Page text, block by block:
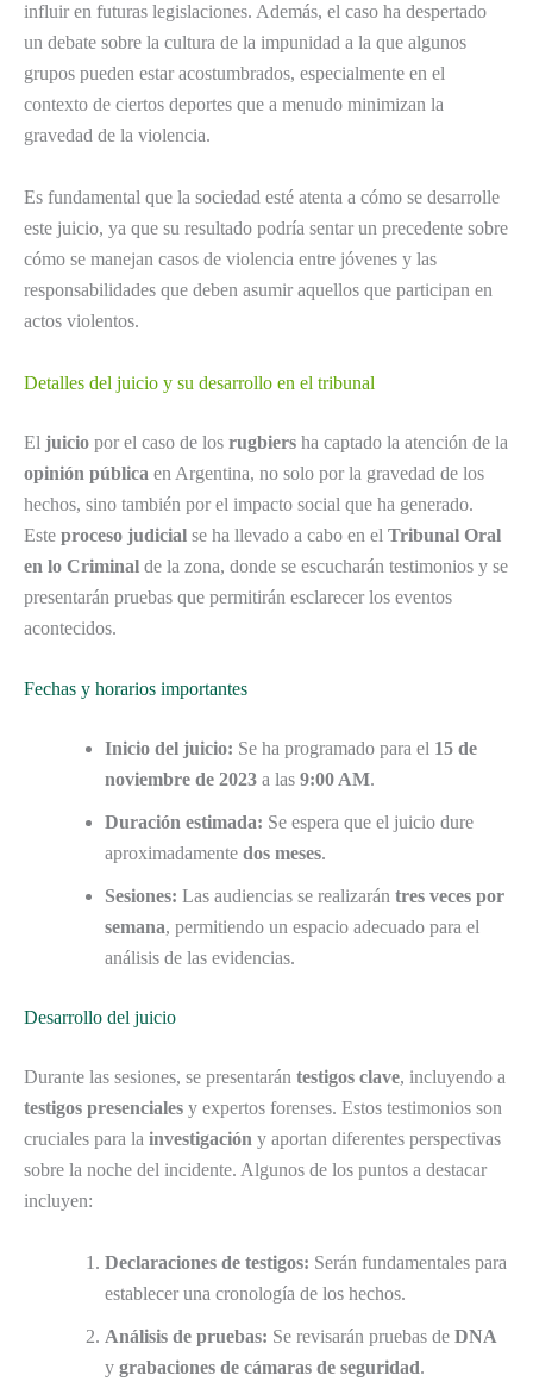
influir en futuras legislaciones. Además, el caso ha despertado
un debate sobre la cultura de la impunidad a la que algunos
grupos pueden estar acostumbrados, especialmente en el
contexto de ciertos deportes que a menudo minimizan la
gravedad de la violencia.
Es fundamental que la sociedad esté atenta a cómo se desarrolle
este juicio, ya que su resultado podría sentar un precedente sobre
cómo se manejan casos de violencia entre jóvenes y las
responsabilidades que deben asumir aquellos que participan en
actos violentos.
Detalles del juicio y su desarrollo en el tribunal
El juicio por el caso de los rugbiers ha captado la atención de la
opinión pública en Argentina, no solo por la gravedad de los
hechos, sino también por el impacto social que ha generado.
Este proceso judicial se ha llevado a cabo en el Tribunal Oral
en lo Criminal de la zona, donde se escucharán testimonios y se
presentarán pruebas que permitirán esclarecer los eventos
acontecidos.
Fechas y horarios importantes
Inicio del juicio: Se ha programado para el 15 de
noviembre de 2023 a las 9:00 AM.
Duración estimada: Se espera que el juicio dure
aproximadamente dos meses.
Sesiones: Las audiencias se realizarán tres veces por
semana, permitiendo un espacio adecuado para el
análisis de las evidencias.
Desarrollo del juicio
Durante las sesiones, se presentarán testigos clave, incluyendo a
testigos presenciales y expertos forenses. Estos testimonios son
cruciales para la investigación y aportan diferentes perspectivas
sobre la noche del incidente. Algunos de los puntos a destacar
incluyen:
Declaraciones de testigos: Serán fundamentales para
establecer una cronología de los hechos.
Análisis de pruebas: Se revisarán pruebas de DNA
y grabaciones de cámaras de seguridad.